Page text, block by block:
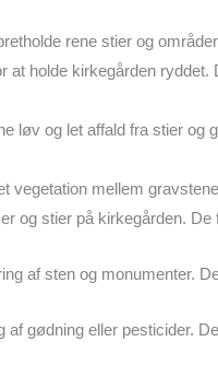
rene stier og
at holde kirkegården
løv og let affald fra stier og
mellem
og stier på kirkegården.
af sten og monumenter.
gødning eller pesticider.